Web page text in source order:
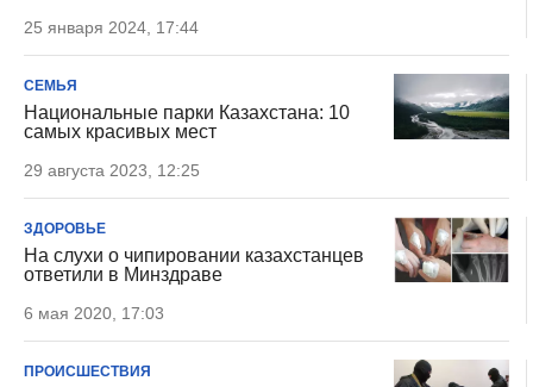
25 января 2024, 17:44
СЕМЬЯ
Национальные парки Казахстана: 10
самых красивых мест
29 августа 2023, 12:25
ЗДОРОВЬЕ
На слухи о чипировании казахстанцев
ответили в Минздраве
6 мая 2020, 17:03
ПРОИСШЕСТВИЯ